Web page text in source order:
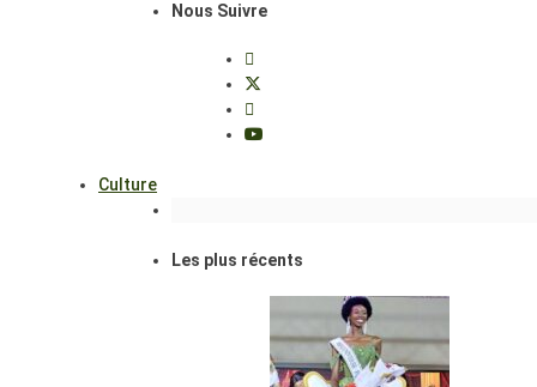
Nous Suivre
Culture
Les plus récents